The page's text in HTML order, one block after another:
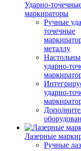
Ударно-
маркираторы
Ручные
точечные
металлу
ударно-
ударно-
Лазерные
Ручные